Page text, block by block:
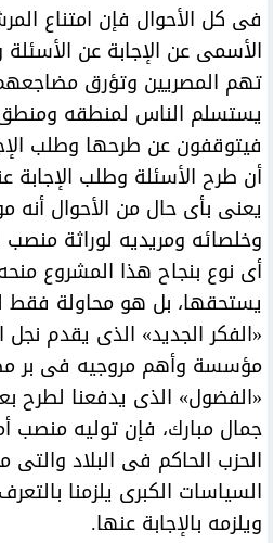
فى كل الأحوال فإن امتناع
الأسمى عن الإجابة عن الأسئلة
تهم المصريين وتؤرق
يستسلم الناس لمنطقه
فيتوقفون عن طرحها وطلب
أن طرح الأسئلة وطلب الإجابة
يعنى بأى حال من الأحوال
وخلصائه ومريديه لوراثة
أى نوع بنجاح هذا المشروع
يستحقها، بل هو محاولة فقط
«الفكر الجديد» الذى يقدم نجل
مؤسسة وأهم مروجيه فى بر
«الفضول» الذى يدفعنا لطرح
جمال مبارك، فإن توليه منصب
الحزب الحاكم فى البلاد
السياسات الكبرى يلزمنا
ويلزمه بالإجابة عنها.